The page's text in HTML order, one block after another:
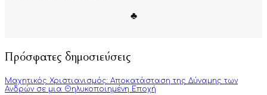
♣
Πρόσφατες δημοσιεύσεις
Μαχητικός Χριστιανισμός: Αποκατάσταση της Δύναμης των
Ανδρών σε μια Θηλυκοποιημένη Εποχή